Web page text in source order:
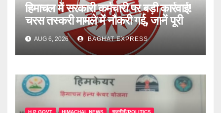
हिमाचल में सरकारी कर्मचारी पर बड़ी कार्रवाई!
चरस तस्करी मामले में नौकरी गई, जानें पूरी
खबरAUG 6, 2026 BAGHAT EXPRESS
H.P GOVT. HIMACHAL NEWS राजनीती/POLITICS